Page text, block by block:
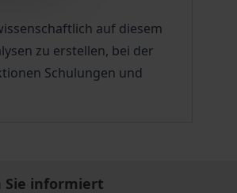
auf diesem
zu erstellen, bei der
Schulungen und
Sie informiert